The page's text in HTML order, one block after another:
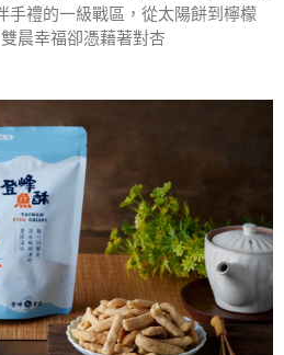
手禮的一級戰區，從太陽餅到檸檬
晨幸福卻憑藉著對杏